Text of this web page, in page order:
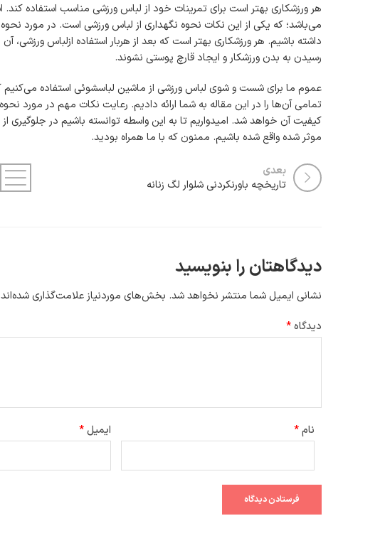
هر ورزشکاری بهتر است برای تمرینات خود از لباس ورزشی مناسب استفاده
می‌باشد؛ که یکی از این نکات نحوه نگهداری از لباس ورزشی است. در مورد
داشته باشیم. هر ورزشکاری بهتر است که بعد از هربار استفاده ازلباس
رسیدن به بدن ورزشکار و ایجاد قارچ پوستی نشوند.
عموم ما برای شست و شوی لباس ورزشی از ماشین لباسشوئی استفاده می‌کنیم
تمامی آن‌ها را در این مقاله به شما ارائه دادیم. رعایت نکات مهم در
کیفیت آن خواهد شد. امیدواریم تا به این واسطه توانسته باشیم در جلوگیری
موثر شده واقع شده باشیم. ممنون که با ما همراه بودید.
بعدی
تاریخچه باورنکردنی شلوار لگ زنانه
دیدگاهتان را بنویسید
نشانی ایمیل شما منتشر نخواهد شد. بخش‌های موردنیاز علامت‌گذاری شده‌اند
دیدگاه*
نام* ایمیل*